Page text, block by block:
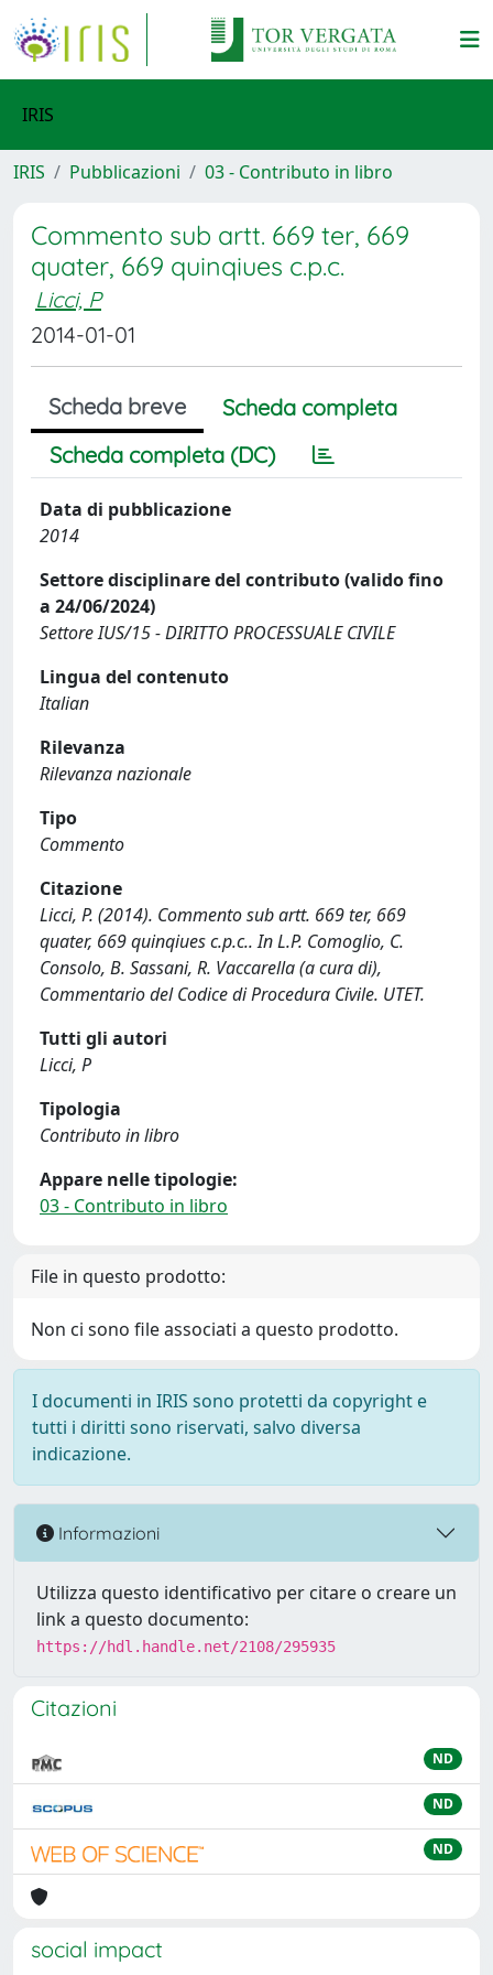
IRIS
IRIS Pubblicazioni 03 - Contributo in libro
Commento sub artt. 669 ter, 669
quater, 669 quinqiues c.p.c.
Licci, P
2014-01-01
Scheda breve
Scheda completa
Scheda completa (DC)
Data di pubblicazione
2014
Settore disciplinare del contributo (valido fino
a 24/06/2024)
Settore IUS/15 - DIRITTO PROCESSUALE CIVILE
Lingua del contenuto
Italian
Rilevanza
Rilevanza nazionale
Tipo
Commento
Citazione
Licci, P. (2014). Commento sub artt. 669 ter, 669
quater, 669 quinqiues c.p.c.. In L.P. Comoglio, C.
Consolo, B. Sassani, R. Vaccarella (a cura di),
Commentario del Codice di Procedura Civile. UTET.
Tutti gli autori
Licci, P
Tipologia
Contributo in libro
Appare nelle tipologie:
03 - Contributo in libro
File in questo prodotto:
Non ci sono file associati a questo prodotto.
I documenti in IRIS sono protetti da copyright e
tutti i diritti sono riservati, salvo diversa
indicazione.
Informazioni
Utilizza questo identificativo per citare o creare un
link a questo documento:
https://hdl.handle.net/2108/295935
Citazioni
ND
ND
ND
social impact